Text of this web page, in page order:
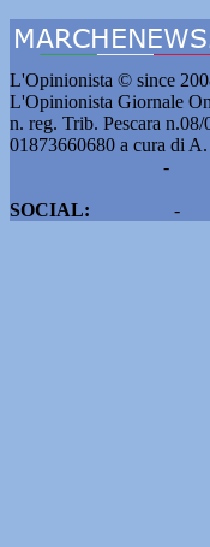
L'Opinionista © since
L'Opinionista Giornale
n. reg. Trib. Pescara
01873660680 a cura di
-
SOCIAL:
-